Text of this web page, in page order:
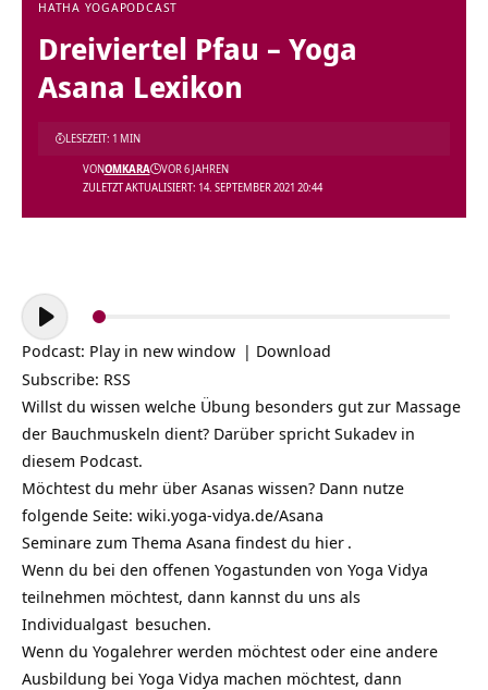
HATHA YOGAPODCAST
Dreiviertel Pfau – Yoga
Asana Lexikon
ZULETZT AKTUALISIERT: 14. SEPTEMBER 2021 20:44
VONOMKARA VOR 6 JAHREN
LESEZEIT: 1 MIN
Audio-
Player
Podcast: Play in new window | Download
Subscribe: RSS
Willst du wissen welche Übung besonders gut zur Massage
der Bauchmuskeln dient? Darüber spricht Sukadev in
diesem Podcast.
Möchtest du mehr über Asanas wissen? Dann nutze
folgende Seite: wiki.yoga-vidya.de/Asana
Seminare zum Thema Asana findest du hier .
Wenn du bei den offenen Yogastunden von Yoga Vidya
teilnehmen möchtest, dann kannst du uns als
Individualgast besuchen.
Wenn du Yogalehrer werden möchtest oder eine andere
Ausbildung bei Yoga Vidya machen möchtest, dann